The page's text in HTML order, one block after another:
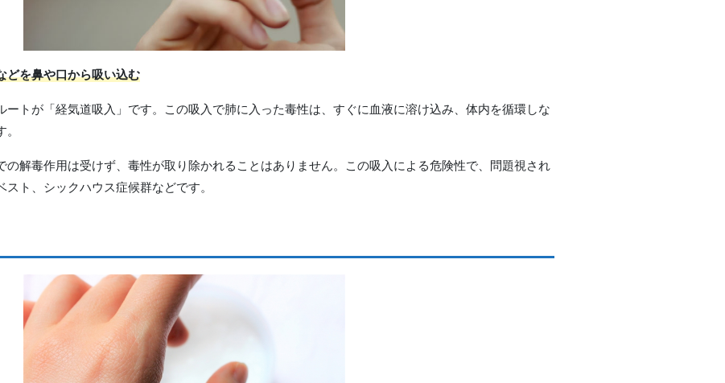
どを鼻や口から吸い込む
トが「経気道吸入」です。この吸入で肺に入った毒性は、すぐに血液に溶け込み、体内を循環しな
の解毒作用は受けず、毒性が取り除かれることはありません。この吸入による危険性で、問題視され
ト、シックハウス症候群などです。